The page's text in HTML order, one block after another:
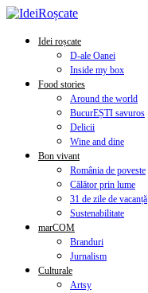
Idei roșcate
D-ale Oanei
Inside my box
Food stories
Around the world
BucurEȘTI savuros
Delicii
Wine and dine
Bon vivant
România de poveste
Călător prin lume
31 de zile de vacanță
Sustenabilitate
marCOM
Branduri
Jurnalism
Culturale
Artsy